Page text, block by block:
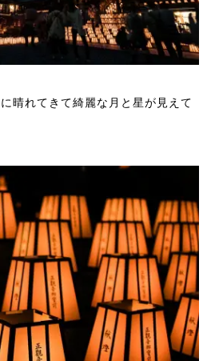
晴れてきて綺麗な月と星が見えて